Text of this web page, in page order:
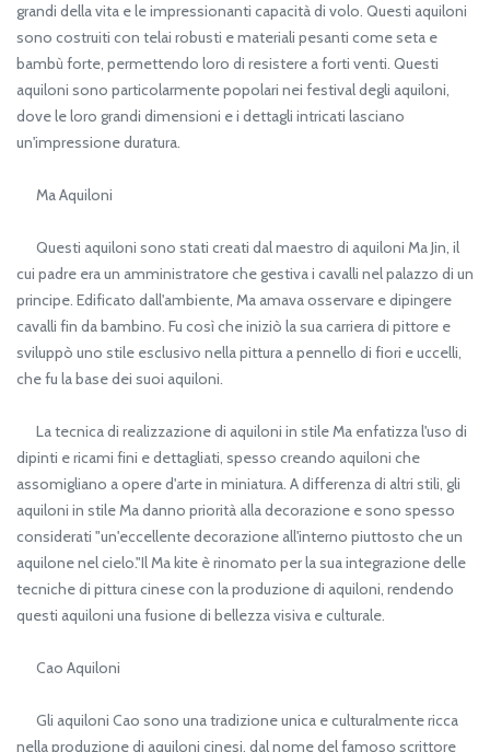
grandi della vita e le impressionanti capacità di volo. Questi aquiloni
sono costruiti con telai robusti e materiali pesanti come seta e
bambù forte, permettendo loro di resistere a forti venti. Questi
aquiloni sono particolarmente popolari nei festival degli aquiloni,
dove le loro grandi dimensioni e i dettagli intricati lasciano
un'impressione duratura.
Ma Aquiloni
Questi aquiloni sono stati creati dal maestro di aquiloni Ma Jin, il
cui padre era un amministratore che gestiva i cavalli nel palazzo di un
principe. Edificato dall'ambiente, Ma amava osservare e dipingere
cavalli fin da bambino. Fu così che iniziò la sua carriera di pittore e
sviluppò uno stile esclusivo nella pittura a pennello di fiori e uccelli,
che fu la base dei suoi aquiloni.
La tecnica di realizzazione di aquiloni in stile Ma enfatizza l'uso di
dipinti e ricami fini e dettagliati, spesso creando aquiloni che
assomigliano a opere d'arte in miniatura. A differenza di altri stili, gli
aquiloni in stile Ma danno priorità alla decorazione e sono spesso
considerati "un'eccellente decorazione all'interno piuttosto che un
aquilone nel cielo."Il Ma kite è rinomato per la sua integrazione delle
tecniche di pittura cinese con la produzione di aquiloni, rendendo
questi aquiloni una fusione di bellezza visiva e culturale.
Cao Aquiloni
Gli aquiloni Cao sono una tradizione unica e culturalmente ricca
nella produzione di aquiloni cinesi, dal nome del famoso scrittore